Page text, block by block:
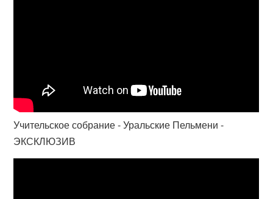
Учительское собрание - Уральские Пельмени -
ЭКСКЛЮЗИВ